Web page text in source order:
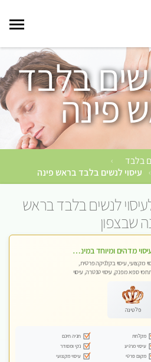
בלבד
פינה
בלבד ›
› עיסוי לנשים בלבד בראש פינה
לנשים בלבד בראש
שבצפון
לעיסוי מדהים ומיוחד במינו !!מומלץ לחלוטין!!ללא מין !!
מקצועי, עיסוי בקלניקה פרטית,
ספא מפנק, עיסוי טנטרה, עיסוי
פלטינה
מקלחת
חניה חינם
עיסוי מרגיע
נקי ומסודר
מקום פרטי
עיסוי מקצועי